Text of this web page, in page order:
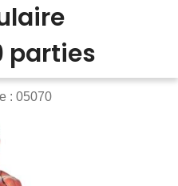
parties
: 05070